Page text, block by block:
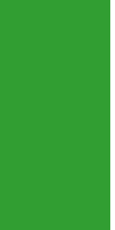
customer